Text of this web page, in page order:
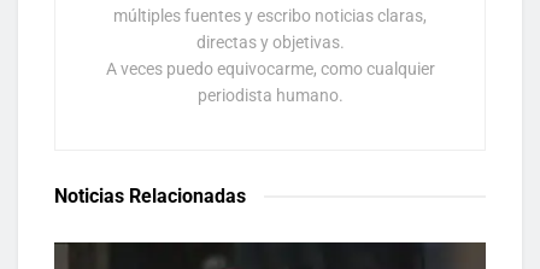
múltiples fuentes y escribo noticias claras,
directas y objetivas.
A veces puedo equivocarme, como cualquier
periodista humano.
Noticias Relacionadas